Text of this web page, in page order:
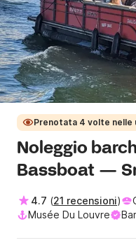
Prenotata 4 volte nelle
Noleggio
Bassboat —
4.7 (21 recensioni)
Musée Du Louvre